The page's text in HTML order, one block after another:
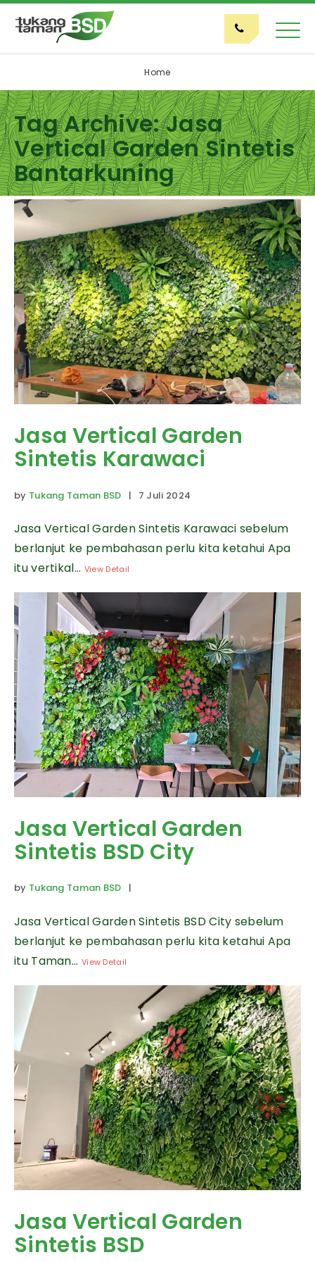
Home
Tag Archive: Jasa
Vertical Garden Sintetis
Bantarkuning
Jasa Vertical Garden
Sintetis Karawaci
by Tukang Taman BSD | 7 Juli 2024
Jasa Vertical Garden Sintetis Karawaci sebelum
berlanjut ke pembahasan perlu kita ketahui Apa
itu vertikal... View Detail
Jasa Vertical Garden
Sintetis BSD City
by Tukang Taman BSD |
Jasa Vertical Garden Sintetis BSD City sebelum
berlanjut ke pembahasan perlu kita ketahui Apa
itu Taman... View Detail
Jasa Vertical Garden
Sintetis BSD